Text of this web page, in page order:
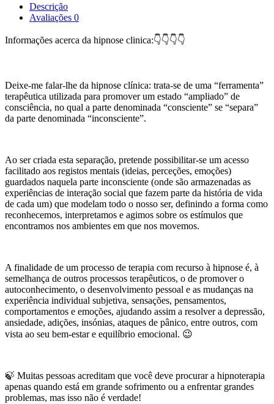
Descrição
Avaliações 0
Informações acerca da hipnose clinica:👇👇👇👇
Deixe-me falar-lhe da hipnose clínica: trata-se de uma “ferramenta”
terapêutica utilizada para promover um estado “ampliado” de
consciência, no qual a parte denominada “consciente” se “separa”
da parte denominada “inconsciente”.
Ao ser criada esta separação, pretende possibilitar-se um acesso
facilitado aos registos mentais (ideias, perceções, emoções)
guardados naquela parte inconsciente (onde são armazenadas as
experiências de interação social que fazem parte da história de vida
de cada um) que modelam todo o nosso ser, definindo a forma como
reconhecemos, interpretamos e agimos sobre os estímulos que
encontramos nos ambientes em que nos movemos.
A finalidade de um processo de terapia com recurso à hipnose é, à
semelhança de outros processos terapêuticos, o de promover o
autoconhecimento, o desenvolvimento pessoal e as mudanças na
experiência individual subjetiva, sensações, pensamentos,
comportamentos e emoções, ajudando assim a resolver a depressão,
ansiedade, adições, insónias, ataques de pânico, entre outros, com
vista ao seu bem-estar e equilíbrio emocional. 😉
🍃 Muitas pessoas acreditam que você deve procurar a hipnoterapia
apenas quando está em grande sofrimento ou a enfrentar grandes
problemas, mas isso não é verdade!